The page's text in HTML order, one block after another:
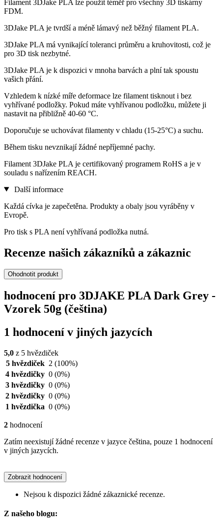
Filament 3DJake PLA lze použít téměř pro všechny 3D tiskárny
FDM.
3DJake PLA je tvrdší a méně lámavý než běžný filament PLA.
3DJake PLA má vynikající toleranci průměru a kruhovitosti, což je
pro 3D tisk nezbytné.
3DJake PLA je k dispozici v mnoha barvách a plní tak spoustu
vašich přání.
Vzhledem k nízké míře deformace lze filament tisknout i bez
vyhřívané podložky. Pokud máte vyhřívanou podložku, můžete ji
nastavit na přibližně 40-60 °C.
Doporučuje se uchovávat filamenty v chladu (15-25°C) a suchu.
Během tisku nevznikají žádné nepříjemné pachy.
Filament 3DJake PLA je certifikovaný programem RoHS a je v
souladu s nařízením REACH.
Další informace
Každá cívka je zapečetěna. Produkty a obaly jsou vyráběny v
Evropě.
Pro tisk s PLA není vyhřívaná podložka nutná.
Recenze našich zákazníků a zákaznic
Ohodnotit produkt
hodnocení pro 3DJAKE PLA Dark Grey -
Vzorek 50g (čeština)
1 hodnocení v jiných jazycích
5,0 z 5 hvězdiček
5 hvězdiček 2 (100%)
4 hvězdičky 0 (0%)
3 hvězdičky 0 (0%)
2 hvězdičky 0 (0%)
1 hvězdička 0 (0%)
2 hodnocení
Zatím neexistují žádné recenze v jazyce čeština, pouze 1 hodnocení
v jiných jazycích.
Zobrazit hodnocení
Nejsou k dispozici žádné zákaznické recenze.
Z našeho blogu: